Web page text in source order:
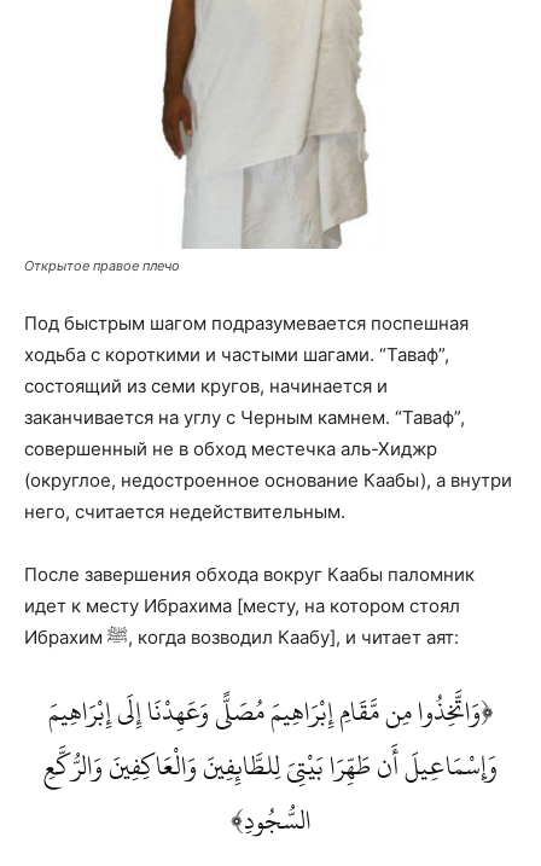
Открытое правое плечо
Под быстрым шагом подразумевается поспешная
ходьба с короткими и частыми шагами. “Таваф”,
состоящий из семи кругов, начинается и
заканчивается на углу с Черным камнем. “Таваф”,
совершенный не в обход местечка аль-Хиджр
(округлое, недостроенное основание Каабы), а внутри
него, считается недействительным.
После завершения обхода вокруг Каабы паломник
идет к месту Ибрахима [месту, на котором стоял
Ибрахим ﷺ, когда возводил Каабу], и читает аят:
﴿وَاتَّخِذُوا مِن مَّقَامِ إِبْرَاهِيمَ مُصَلًّى وَعَهِدْنَا إِلَى إِبْرَاهِيمَ
وَإِسْمَاعِيلَ أَن طَهِّرَا بَيْتِيَ لِلطَّائِفِينَ وَالْعَاكِفِينَ وَالرُّكَّعِ
السُّجُودِ﴾